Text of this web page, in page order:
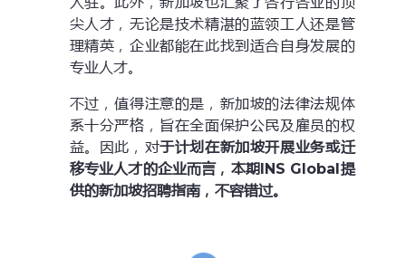
尖人才，无论是技术精湛的蓝领工人还是管
理精英，企业都能在此找到适合自身发展的
专业人才。
不过，值得注意的是，新加坡的法律法规体
系十分严格，旨在全面保护公民及雇员的权
益。因此，对于计划在新加坡开展业务或迁
移专业人才的企业而言，本期INS Global提
供的新加坡招聘指南，不容错过。